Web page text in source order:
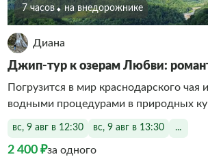
7 часов На внедорожнике
Диана
Джип-тур к озерам Любви:
Погрузится в мир краснодарского чая
водными процедурами в природных
вс, 9 авг в 12:30 вс, 9 авг в 13:30 ...
2 400 ₽за одного